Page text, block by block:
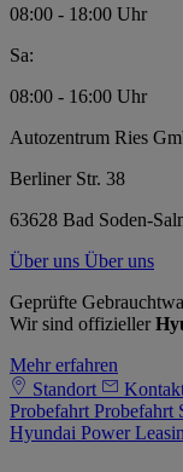
08:00 - 18:00 Uhr
Sa:
08:00 - 16:00 Uhr
Autozentrum Ries
Berliner Str. 38
63628 Bad Soden-
Über uns Über uns
Geprüfte
Wir sind offizieller
Mehr erfahren
Standort
Probefahrt Probefahrt
Hyundai Power